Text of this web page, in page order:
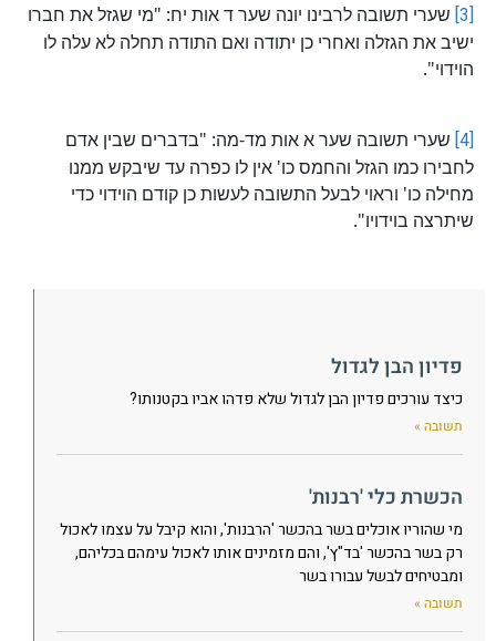
פדיון הבן לגדול
כיצד עורכים פדיון הבן לגדול שלא פדהו אביו בקטנותו?
תשובה »
הכשרת כלי 'רבנות'
מי שהוריו אוכלים בשר בהכשר 'הרבנות', והוא קיבל על עצמו לאכול
רק בשר בהכשר 'בד"ץ', והם מזמינים אותו לאכול עימהם בכליהם,
ומבטיחים לבשל עבורו בשר
תשובה »
[3]
שערי תשובה לרבינו יונה שער ד אות יח: "מי שגזל את חברו
ישיב את הגזלה ואחרי כן יתודה ואם התודה תחלה לא עלה לו
הוידוי".
[4]
שערי תשובה שער א אות מד-מה: "בדברים שבין אדם
לחבירו כמו הגזל והחמס כו' אין לו כפרה עד שיבקש ממנו
מחילה כו' וראוי לבעל התשובה לעשות כן קודם הוידוי כדי
שיתרצה בוידויו".